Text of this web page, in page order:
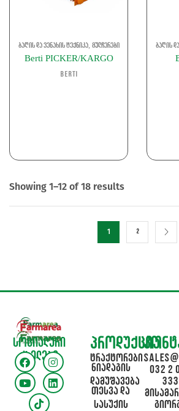
ბაღის და ვენახის ტექნიკა, მულჩერები
Berti PICKER/KARGO
Berti
ბაღის
Showing 1–12 of 18 results
1 2
სოციალური
ქსელები
პროდუქცია
ტრაქტორები
ნიადაგის
დამუშავება
თესვა და
სასუქის
032 2
333